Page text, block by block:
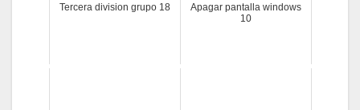
Tercera division grupo 18
Apagar pantalla windows
10